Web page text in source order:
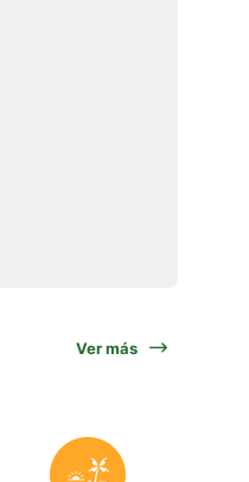
Ver más